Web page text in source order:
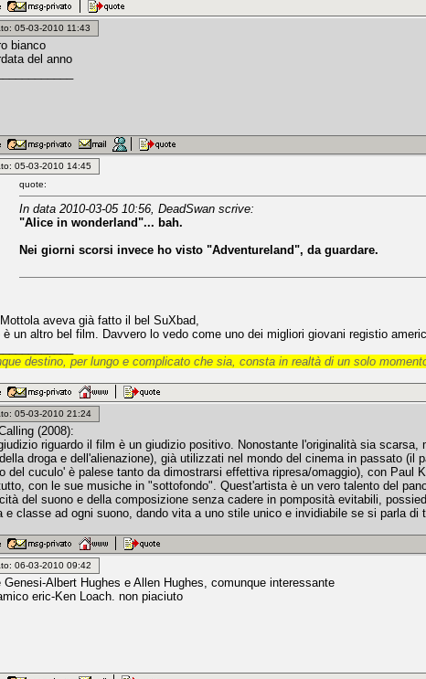
05-03-2010 11:43
bianco
del anno
05-03-2010 14:45
quote:
In data 2010-03-05 10:56, DeadSwan scrive:
"Alice in wonderland"... bah.
Nei giorni scorsi invece ho visto "Adventureland", da guardare.
aveva già fatto il bel SuXbad,
è un altro bel film. Davvero lo vedo come uno dei migliori giovani registio
destino, per lungo e complicato che sia, consta in realtà di un solo
05-03-2010 21:24
(2008):
giudizio riguardo il film è un giudizio positivo. Nonostante l'originalità sia
droga e dell'alienazione), già utilizzati nel mondo del cinema in passato (il
del cuculo' è palese tanto da dimostrarsi effettiva ripresa/omaggio), con Paul
con le sue musiche in "sottofondo". Quest'artista è un vero talento del
del suono e della composizione senza cadere in pomposità evitabili,
e classe ad ogni suono, dando vita a uno stile unico e invidiabile se si parla di
06-03-2010 09:42
Genesi-Albert Hughes e Allen Hughes, comunque interessante
eric-Ken Loach. non piaciuto